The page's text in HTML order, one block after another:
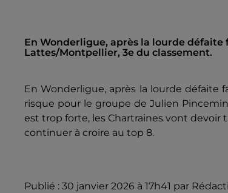
En Wonderligue, après la lourde défaite
Lattes/Montpellier, 3e du classement.
En Wonderligue, après la lourde défaite
risque pour le groupe de Julien
est trop forte, les Chartraines vont devoir
continuer à croire au top 8.
Publié : 30 janvier 2026 à 17h41 par